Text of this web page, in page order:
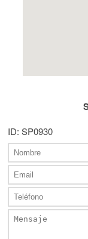
ID: SP0930